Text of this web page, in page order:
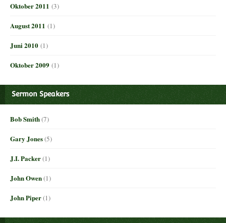
Oktober 2011 (3)
August 2011 (1)
Juni 2010 (1)
Oktober 2009 (1)
Sermon Speakers
Bob Smith(7)
Gary Jones(5)
J.I. Packer(1)
John Owen(1)
John Piper(1)